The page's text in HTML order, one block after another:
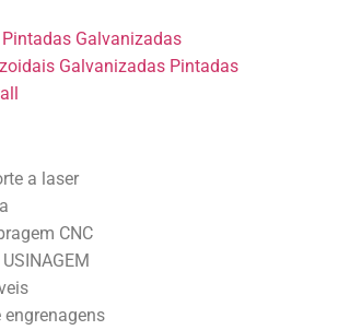
Pintadas Galvanizadas
Galvanizadas Pintadas
a laser
CNC
engrenagens